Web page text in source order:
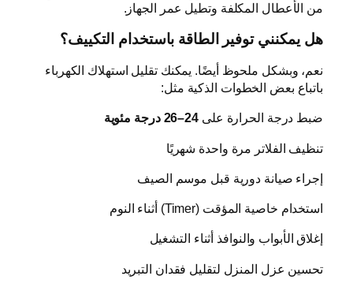
من الأعطال المكلفة وتطيل عمر الجهاز.
هل يمكنني توفير الطاقة باستخدام التكييف؟
نعم، وبشكل ملحوظ أيضًا. يمكنك تقليل استهلاك الكهرباء
باتباع بعض الخطوات الذكية مثل:
ضبط درجة الحرارة على 24–26 درجة مئوية
تنظيف الفلاتر مرة واحدة شهريًا
إجراء صيانة دورية قبل موسم الصيف
استخدام خاصية المؤقت (Timer) أثناء النوم
إغلاق الأبواب والنوافذ أثناء التشغيل
تحسين عزل المنزل لتقليل فقدان التبريد